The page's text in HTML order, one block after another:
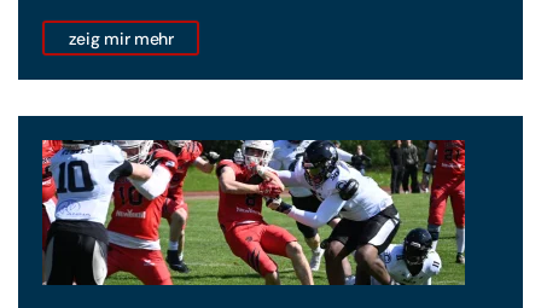
zeig mir mehr